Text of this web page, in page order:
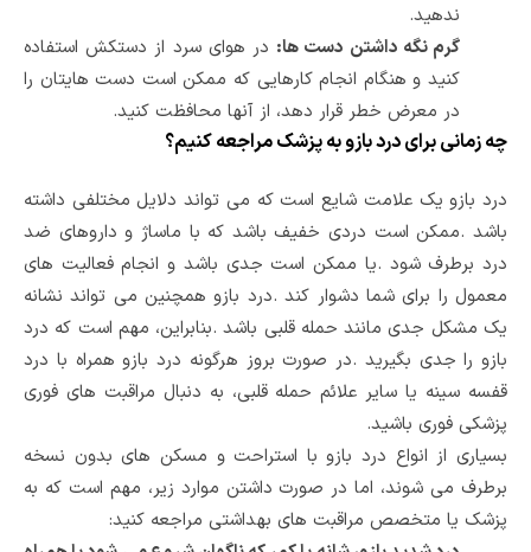
ندهید.
گرم نگه داشتن دست ها: در هوای سرد از دستکش استفاده
کنید و هنگام انجام کارهایی که ممکن است دست هایتان را
در معرض خطر قرار دهد، از آنها محافظت کنید.
چه زمانی برای درد بازو به پزشک مراجعه کنیم؟
درد بازو یک علامت شایع است که می تواند دلایل مختلفی داشته
باشد.ممکن است دردی خفیف باشد که با ماساژ و داروهای ضد
درد برطرف شود .یا ممکن است جدی باشد و انجام فعالیت های
معمول را برای شما دشوار کند.درد بازو همچنین می تواند نشانه
یک مشکل جدی مانند حمله قلبی باشد.بنابراین، مهم است که درد
بازو را جدی بگیرید .در صورت بروز هرگونه درد بازو همراه با درد
قفسه سینه یا سایر علائم حمله قلبی، به دنبال مراقبت های فوری
پزشکی فوری باشید.
بسیاری از انواع درد بازو با استراحت و مسکن های بدون نسخه
برطرف می شوند، اما در صورت داشتن موارد زیر، مهم است که به
پزشک یا متخصص مراقبت های بهداشتی مراجعه کنید: